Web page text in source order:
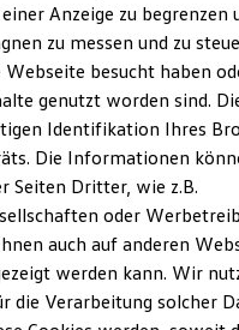
und Updates
ID.
Anzeige zu begrenzen
zu messen und zu
besucht haben
genutzt worden sind.
Identifikation Ihres
Die Informationen
Seiten Dritter, wie z.B.
oder
auch auf anderen
werden kann. Wir
die Verarbeitung solcher